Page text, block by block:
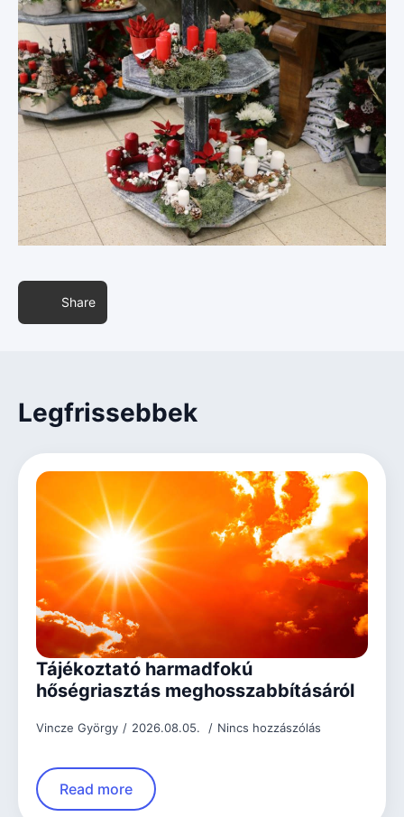
Share
Legfrissebbek
Tájékoztató harmadfokú
hőségriasztás meghosszabbításáról
Vincze György 2026.08.05. Nincs hozzászólás
Read more